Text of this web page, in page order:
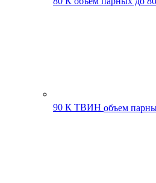
90 К ТВИН объем